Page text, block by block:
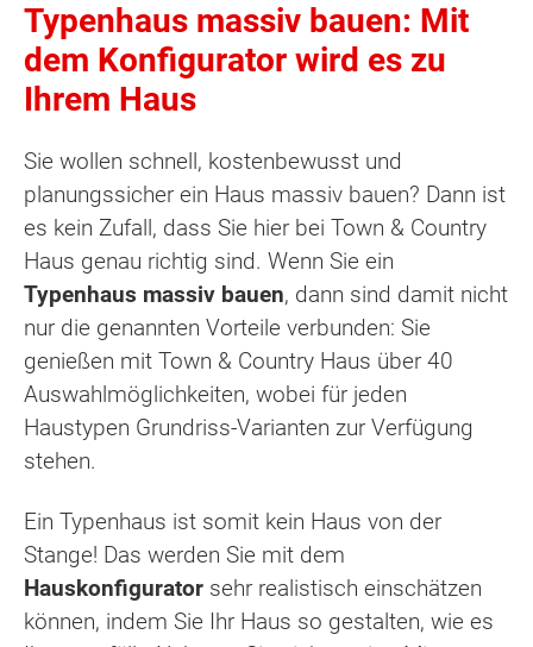
Typenhaus massiv bauen: Mit
dem Konfigurator wird es zu
Ihrem Haus
Sie wollen schnell, kostenbewusst und
planungssicher ein Haus massiv bauen? Dann ist
es kein Zufall, dass Sie hier bei Town & Country
Haus genau richtig sind. Wenn Sie ein
Typenhaus massiv bauen, dann sind damit nicht
nur die genannten Vorteile verbunden: Sie
genießen mit Town & Country Haus über 40
Auswahlmöglichkeiten, wobei für jeden
Haustypen Grundriss-Varianten zur Verfügung
stehen.
Ein Typenhaus ist somit kein Haus von der
Stange! Das werden Sie mit dem
Hauskonfigurator sehr realistisch einschätzen
können, indem Sie Ihr Haus so gestalten, wie es